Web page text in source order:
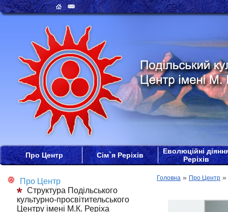
Про Центр Сім`я Реріхів
Еволюційні
Реріхів
Про Центр
Структура Подільського
культурно-просвітительського
Центру імені М.К. Реріха
Головна » Про Центр »